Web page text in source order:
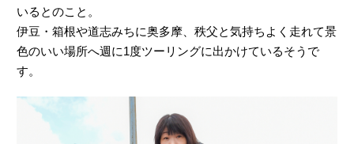
いるとのこと。
伊豆・箱根や道志みちに奥多摩、秩父と気持ちよく走れて景
色のいい場所へ週に1度ツーリングに出かけているそうで
す。